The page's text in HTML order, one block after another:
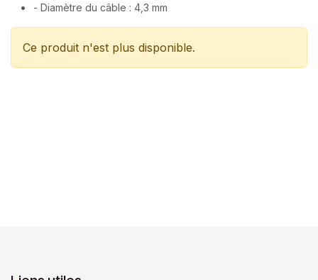
- Diamètre du câble : 4,3 mm
Ce produit n'est plus disponible.